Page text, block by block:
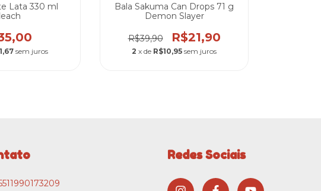
Lata 330 ml
sem juros
Bala Sakuma Can Drops 71 g
Demon Slayer
R$39,90 R$21,90
2 x de R$10,95 sem juros
Redes Sociais